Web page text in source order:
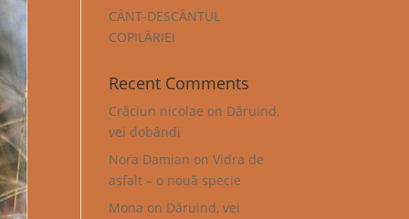
CÂNT-DESCÂNTUL
COPILĂRIEI
Recent Comments
Crăciun nicolae on Dăruind,
vei dobândi
Nora Damian onVidra de
asfalt – o nouă specie
Mona on Dăruind, vei